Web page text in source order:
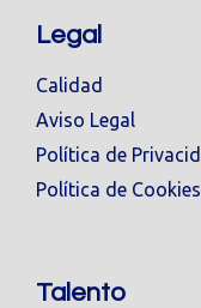
Legal
Calidad
Aviso Legal
Política de
Política de Cookies
Talento